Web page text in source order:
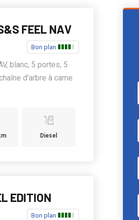
FEEL NAV
Bon plan
blanc, 5 portes, 5
d’arbre à came
Diesel
EDITION
Bon plan